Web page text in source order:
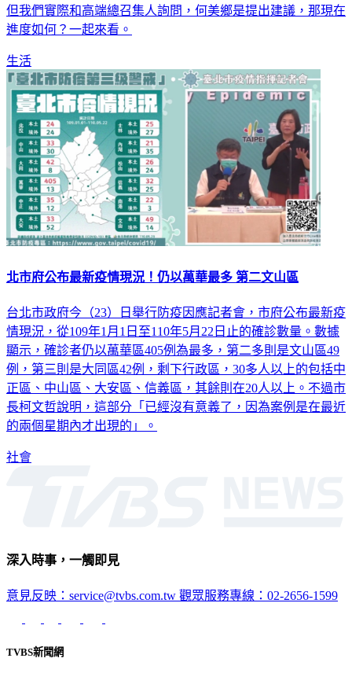
但我們實際和高端總召集人詢問，何美鄉是提出建議，那現在
進度如何？一起來看。
生活
北市府公布最新疫情現況！仍以萬華最多 第二文山區
台北市政府今（23）日舉行防疫因應記者會，市府公布最新疫
情現況，從109年1月1日至110年5月22日止的確診數量。數據
顯示，確診者仍以萬華區405例為最多，第二多則是文山區49
例，第三則是大同區42例，剩下行政區，30多人以上的包括中
正區、中山區、大安區、信義區，其餘則在20人以上。不過市
長柯文哲說明，這部分「已經沒有意義了，因為案例是在最近
的兩個星期內才出現的」。
社會
深入時事，一觸即見
意見反映：service@tvbs.com.tw 觀眾服務專線：02-2656-1599
TVBS新聞網